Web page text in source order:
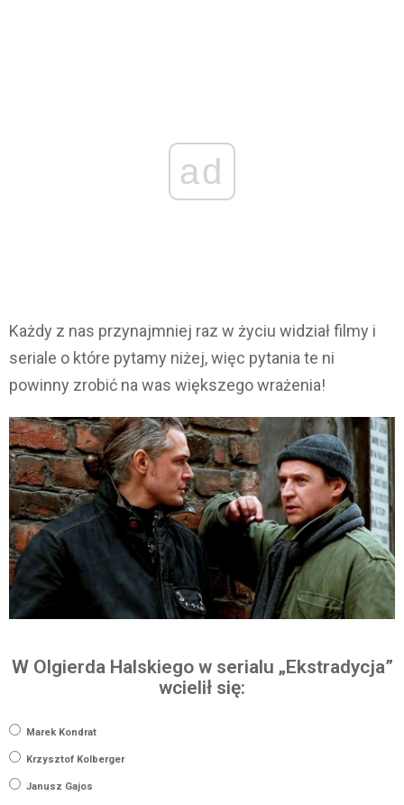
ad
Każdy z nas przynajmniej raz w życiu widział filmy i
seriale o które pytamy niżej, więc pytania te ni
powinny zrobić na was większego wrażenia!
W Olgierda Halskiego w serialu „Ekstradycja”
wcielił się:
Marek Kondrat
Krzysztof Kolberger
Janusz Gajos